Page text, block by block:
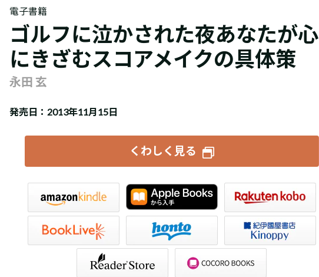
電子書籍
ゴルフに泣かされた夜あなたが心
にきざむスコアメイクの具体策
永田 玄
発売日：2013年11月15日
くわしく見る
楽天Kobo
紀伊國屋書店Kinoppy
STORE（SHARP）